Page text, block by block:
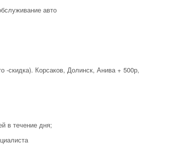
авто
-скидка). Корсаков, Долинск, Анива + 500р,
в течение дня;